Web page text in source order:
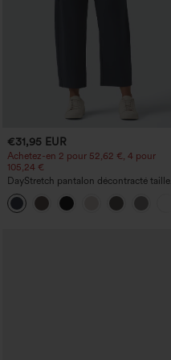
€31,95 EUR
Achetez-en 2 pour 52,62 €, 4 pour
105,24 €
DayStretch pantalon décontracté taille
haute à jambe en forme de tonneau
avec poches